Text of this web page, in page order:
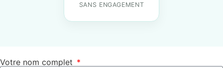
SANS ENGAGEMENT
Votre nom complet